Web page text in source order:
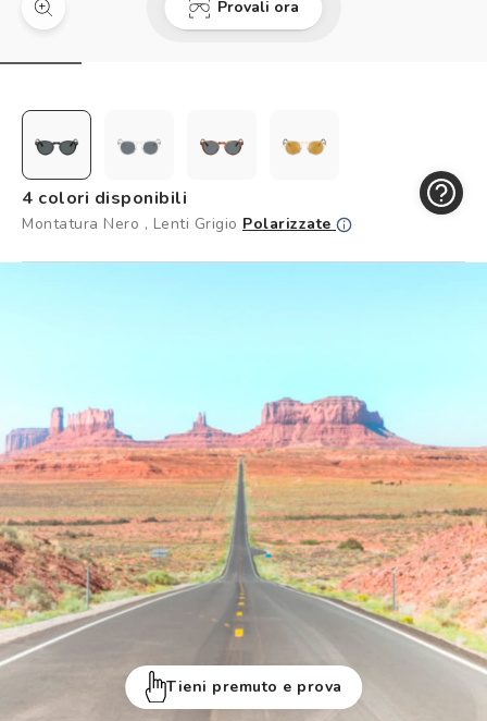
Prenota un test della vista gratuito
Controllo visivo
Carta fedeltà
Logout
Provali ora
4 colori disponibili
Montatura Nero , Lenti Grigio Polarizzate
Tieni premuto e prova